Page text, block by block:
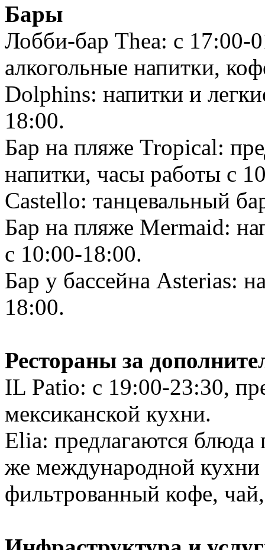
Бары
Лобби-бар Thea: с 17:00-
алкогольные напитки,
Dolphins: напитки и
18:00.
Бар на пляже Tropical:
напитки, часы работы с
Castello: танцевальный
Бар на пляже Mermaid:
с 10:00-18:00.
Бар у бассейна Asterias:
18:00.
Рестораны за
IL Patio: с 19:00-23:30,
мексиканской кухни.
Elia: предлагаются блюда
же международной
фильтрованный кофе,